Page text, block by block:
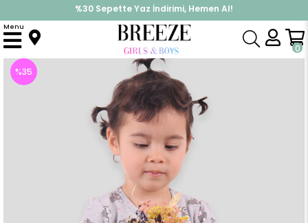
%30 Sepette Yaz İndirimi, Hemen Al!
İndirimlere ek %10 İndirimi Kap, Hemen Üye Ol!
0
Menu
Anasayfa Elbise Modelleri Uzun Kol Elbise
%35